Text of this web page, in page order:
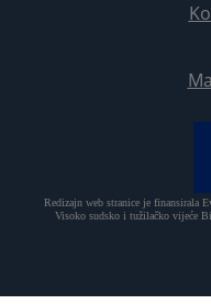
Redizajn web stranice je finansirala
Visoko sudsko i tužilačko vijeće